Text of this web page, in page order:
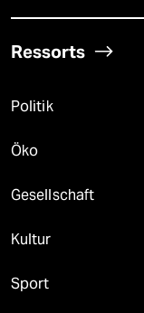
Ressorts
Politik
Öko
Gesellschaft
Kultur
Sport